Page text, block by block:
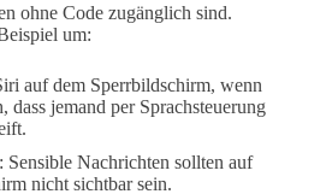
ohne Code zugänglich sind.
um:
auf dem Sperrbildschirm, wenn
dass jemand per Sprachsteuerung
: Sensible Nachrichten sollten auf
nicht sichtbar sein.